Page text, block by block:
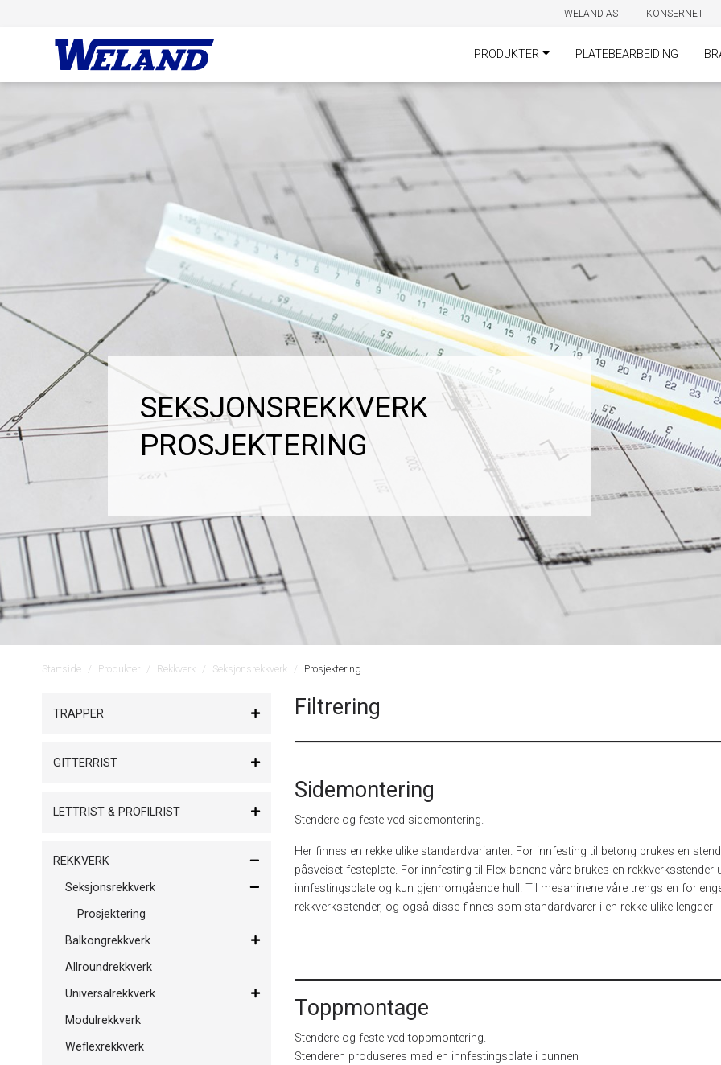
WELAND AS KONSERNET
PRODUKTER PLATEBEARBEIDING
SEKSJONSREKKVERK
PROSJEKTERING
Startside Produkter Rekkverk Seksjonsrekkverk Prosjektering
TRAPPER
GITTERRIST
LETTRIST & PROFILRIST
REKKVERK
Seksjonsrekkverk
Prosjektering
Balkongrekkverk
Allroundrekkverk
Universalrekkverk
Modulrekkverk
Weflexrekkverk
Filtrering
Sidemontering
Stendere og feste ved sidemontering.
Her finnes en rekke ulike standardvarianter. For innfesting til betong brukes en
påsveiset festeplate. For innfesting til Flex-banene våre brukes en rekkverksstender
innfestingsplate og kun gjennomgående hull. Til mesaninene våre trengs en
rekkverksstender, og også disse finnes som standardvarer i en rekke ulike lengder
Toppmontage
Stendere og feste ved toppmontering.
Stenderen produseres med en innfestingsplate i bunnen